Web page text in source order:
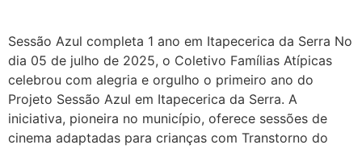
Sessão Azul completa 1 ano em Itapecerica da Serra No
dia 05 de julho de 2025, o Coletivo Famílias Atípicas
celebrou com alegria e orgulho o primeiro ano do
Projeto Sessão Azul em Itapecerica da Serra. A
iniciativa, pioneira no município, oferece sessões de
cinema adaptadas para crianças com Transtorno do